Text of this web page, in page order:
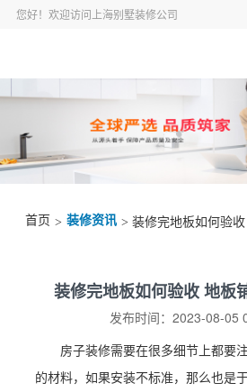
您好！欢迎访问上海别墅装修公司
首页 > 装修资讯 > 装修完地板如何验
装修完地板如何验收 地板
发布时间：2023-08-05
房子装修需要在很多细节上都要
的材料，如果安装不标准，那么也是